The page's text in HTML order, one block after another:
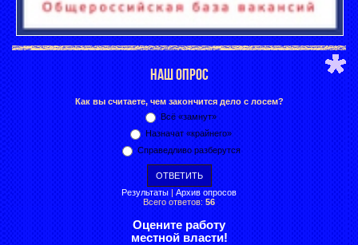
НАШ ОПРОС
Как вы считаете, чем закончится дело с лосем?
Всё «замнут»
Назначат «крайнего»
Справедливо разберутся
Результаты | Архив опросов
Всего ответов: 56
Оцените работу
местной власти!